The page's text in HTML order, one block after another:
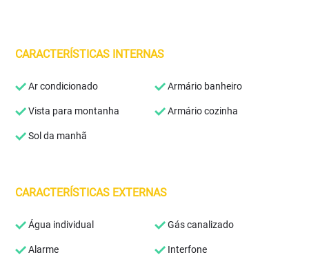
CARACTERÍSTICAS INTERNAS
Ar condicionado Armário banheiro
Vista para montanha Armário cozinha
Sol da manhã
CARACTERÍSTICAS EXTERNAS
Água individual Gás canalizado
Alarme Interfone